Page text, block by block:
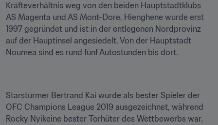
Kräfteverhältnis weg von den beiden Hauptstadtklubs
AS Magenta und AS Mont-Dore. Hienghene wurde erst
1997 gegründet und ist in der entlegenen Nordprovinz
auf der Hauptinsel angesiedelt. Von der Hauptstadt
Noumea sind es rund fünf Autostunden bis dort.
Starstürmer Bertrand Kai wurde als bester Spieler der
OFC Champions League 2019 ausgezeichnet, während
Rocky Nyikeine bester Torhüter des Wettbewerbs war.